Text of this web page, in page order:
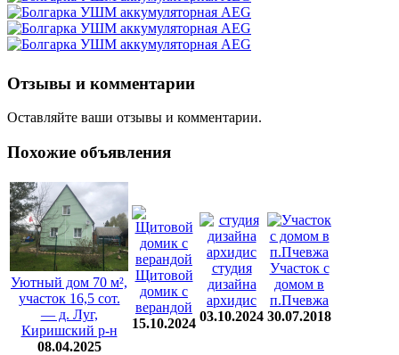
Отзывы и комментарии
Оставляйте ваши отзывы и комментарии.
Похожие объявления
Уютный дом 70 м²,
участок 16,5 сот.
— д. Луг,
Киришский р-н
08.04.2025
Щитовой
домик с
верандой
15.10.2024
студия
дизайна
архидис
03.10.2024
Участок с
домом в
п.Пчевжа
30.07.2018